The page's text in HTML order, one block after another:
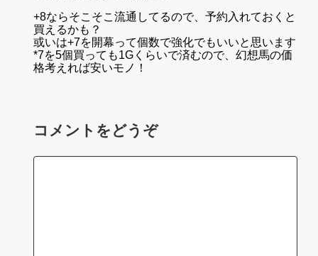
+8ならそこそこ流通してるので、予約入れておくと
買えるかも？
或いは+7を開幕って個数で強化でもいいと思います
*7を5個買っても1Gくらいで済むので、幻想馬の価
格考えれば安いモノ！
コメントをどうぞ